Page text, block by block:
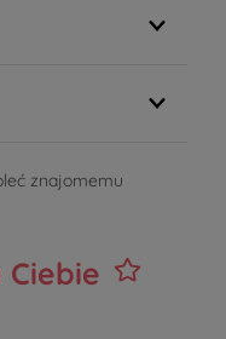
znajomemu